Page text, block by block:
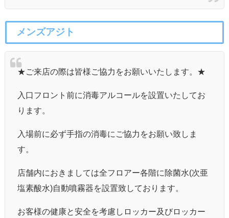
メンズアジト
★ご来店の際は皆様ご協力をお願いいたします。★
入口フロント前に消毒アルコールを設置いたしてお
ります。
入場前に必ず手指の消毒にご協力をお願い致しま
す。
店舗内におきましては全フロアー各階に除菌水(次亜
塩素酸水)自動噴霧器を設置致しております。
お客様の健康と安全を考慮しロッカー及びロッカー